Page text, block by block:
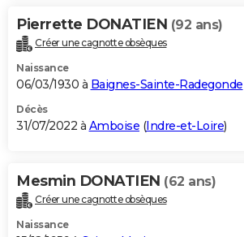
Pierrette DONATIEN (92 ans)
Créer une cagnotte obsèques
Naissance
06/03/1930 à Baignes-Sainte-Radegonde
Décès
31/07/2022 à Amboise (Indre-et-Loire)
Mesmin DONATIEN (62 ans)
Créer une cagnotte obsèques
Naissance